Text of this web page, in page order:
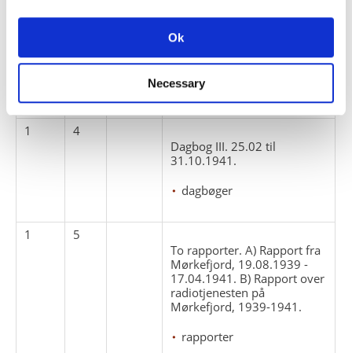
Ok
Necessary
Dagbog II. 29.10.1940 til
24.02.1941.
dagbøger
1
4
Dagbog III. 25.02 til
31.10.1941.
dagbøger
1
5
To rapporter. A) Rapport fra
Mørkefjord, 19.08.1939 -
17.04.1941. B) Rapport over
radiotjenesten på
Mørkefjord, 1939-1941.
rapporter